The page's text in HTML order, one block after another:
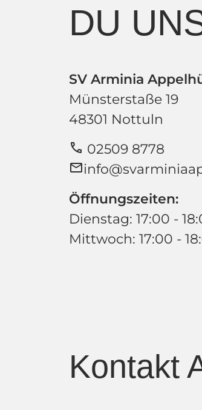
DU
SV Arminia
Münsterstaße 19
48301 Nottuln
call 02509 8778
mail
Öffnungszeiten:
Dienstag: 17:00 -
Mittwoch: 17:00 -
Kontakt